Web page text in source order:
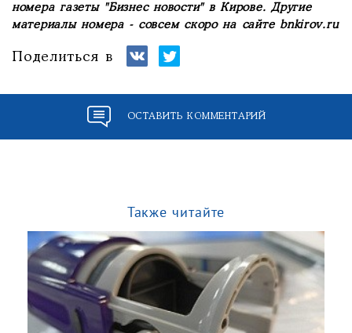
номера газеты "Бизнес новости" в Кирове. Другие
материалы номера - совсем скоро на сайте bnkirov.ru
Поделиться в
ОСТАВИТЬ КОММЕНТАРИЙ
Также читайте